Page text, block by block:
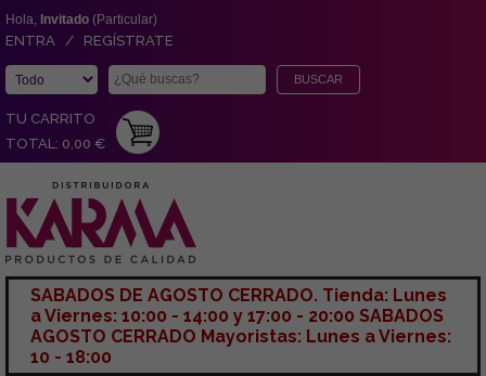
Hola, Invitado (Particular)
ENTRA / REGÍSTRATE
TU CARRITO
TOTAL: 0,00 €
SABADOS DE AGOSTO CERRADO. Tienda: Lunes
a Viernes: 10:00 - 14:00 y 17:00 - 20:00 SABADOS
AGOSTO CERRADO Mayoristas: Lunes a Viernes:
10 - 18:00